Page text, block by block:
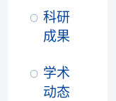
科研
成果
学术
动态